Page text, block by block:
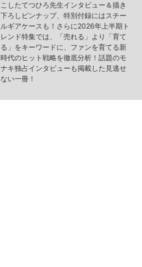
こしたてつひろ先生インタビュー＆描き
下ろしピンナップ、特別付録にはスチー
ルギアケースも！さらに2026年上半期ト
レンド特集では、「売れる」より「育て
る」をキーワードに、ファンを育てる新
時代のヒット戦略を徹底分析！話題のモ
ナキ独占インタビューも掲載した見逃せ
ない一冊！